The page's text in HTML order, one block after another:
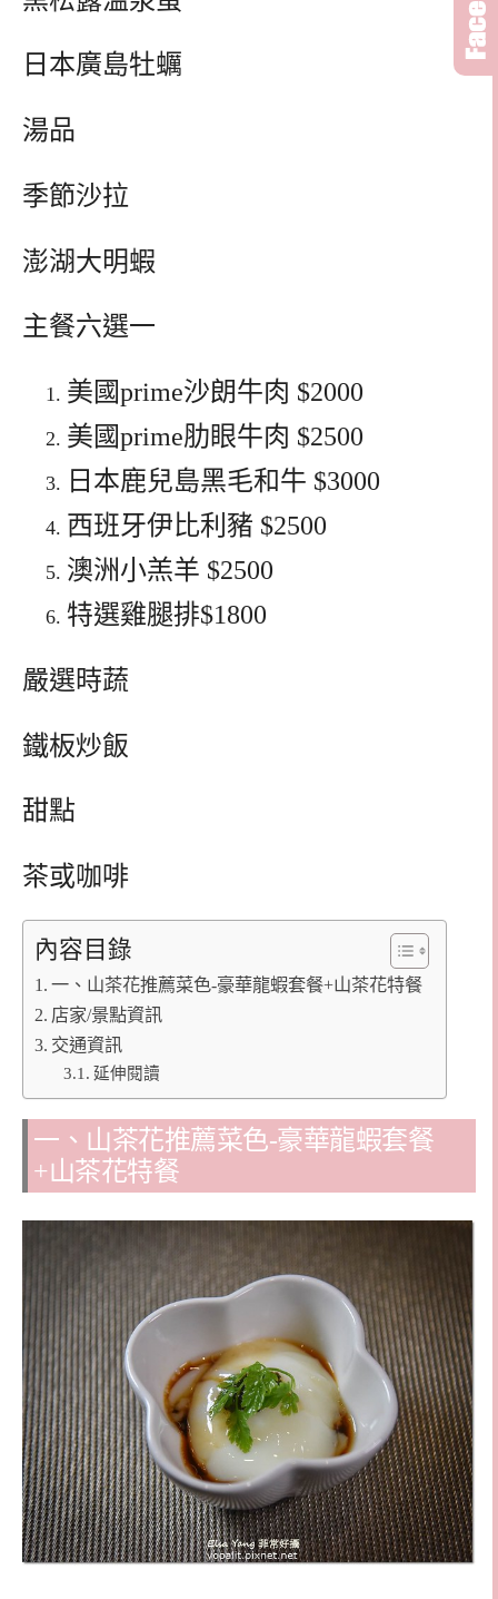
日本廣島牡蠣
湯品
季節沙拉
澎湖大明蝦
主餐六選一
美國prime沙朗牛肉 $2000
美國prime肋眼牛肉 $2500
日本鹿兒島黑毛和牛 $3000
西班牙伊比利豬 $2500
澳洲小羔羊 $2500
特選雞腿排$1800
嚴選時蔬
鐵板炒飯
甜點
茶或咖啡
內容目錄
一、山茶花推薦菜色-豪華龍蝦套餐+山茶花特餐
店家/景點資訊
交通資訊
延伸閱讀
一、山茶花推薦菜色-豪華龍蝦套餐
+山茶花特餐